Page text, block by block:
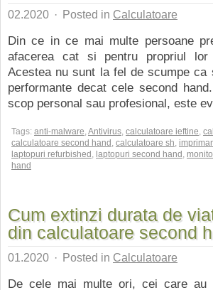
02.2020 · Posted in Calculatoare
Din ce in ce mai multe persoane
afacerea cat si pentru propriul lor
Acestea nu sunt la fel de scumpe
performante decat cele second
scop personal sau profesional, este
Tags: anti-malware,Antivirus, calculatoare ieftine,
calculatoare second hand , calculatoare sh,
laptopuri refurbished , laptopuri second hand ,
hand
Cum extinzi durata de
din calculatoare second
01.2020 · Posted in Calculatoare
De cele mai multe ori, cei care au